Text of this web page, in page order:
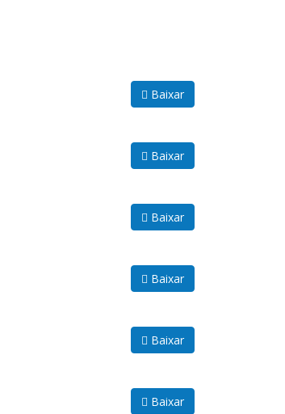
Baixar
Baixar
Baixar
Baixar
Baixar
Baixar